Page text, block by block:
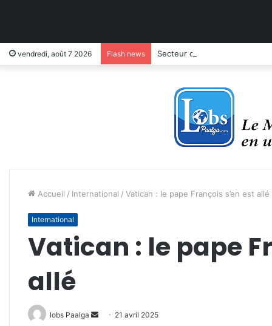
vendredi, août 7 2026 Flash news Secteur des cycles et
Accueil / International / Vatican : le pape François s’en est allé
International
Vatican : le pape
allé
lobs Paalga
Envoyer21 avril 2025